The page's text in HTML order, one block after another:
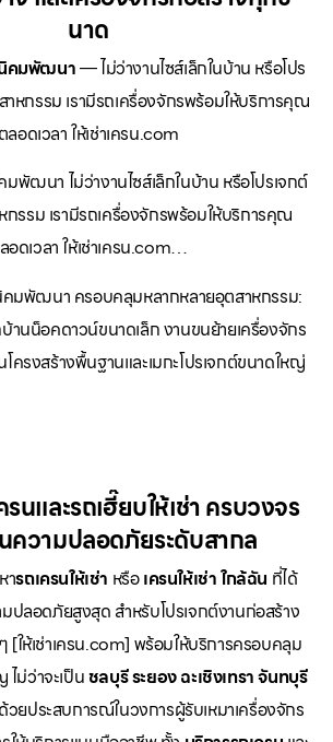
นาด
นิคมพัฒนา— ไม่ว่างานไซส์เล็กในบ้าน หรือโปร
หกรรม เรามีรถเครื่องจักรพร้อมให้บริการคุณ
ตลอดเวลา ให้เช่าเครน.com
มพัฒนา ไม่ว่างานไซส์เล็กในบ้าน หรือโปรเจกต์
รรม เรามีรถเครื่องจักรพร้อมให้บริการคุณ
อดเวลา ให้เช่าเครน.com…
คมพัฒนา ครอบคลุมหลากหลายอุตสาหกรรม:
านน็อคดาวน์ขนาดเล็ก งานขนย้ายเครื่องจักร
ครงสร้างพื้นฐานและเมกะโปรเจกต์ขนาดใหญ่
นและรถเฮี๊ยบให้เช่า ครบวงจร
ความปลอดภัยระดับสากล
ารถเครนให้เช่า หรือเครนให้เช่าใกล้ฉัน ที่ได้
ปลอดภัยสูงสุด สำหรับโปรเจกต์งานก่อสร้าง
[ให้เช่าเครน.com] พร้อมให้บริการครอบคลุม
ม่ว่าจะเป็นชลบุรี ระยอง ฉะเชิงเทรา จันทบุรี
ยประสบการณ์ในวงการผู้รับเหมาเครื่องจักร